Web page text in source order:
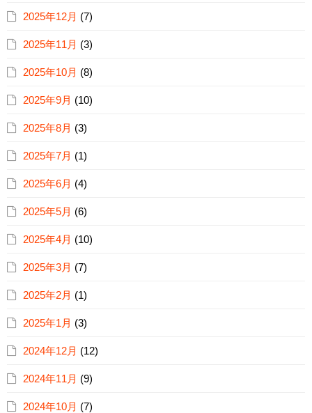
2025年12月 (7)
2025年11月 (3)
2025年10月 (8)
2025年9月 (10)
2025年8月 (3)
2025年7月 (1)
2025年6月 (4)
2025年5月 (6)
2025年4月 (10)
2025年3月 (7)
2025年2月 (1)
2025年1月 (3)
2024年12月 (12)
2024年11月 (9)
2024年10月 (7)